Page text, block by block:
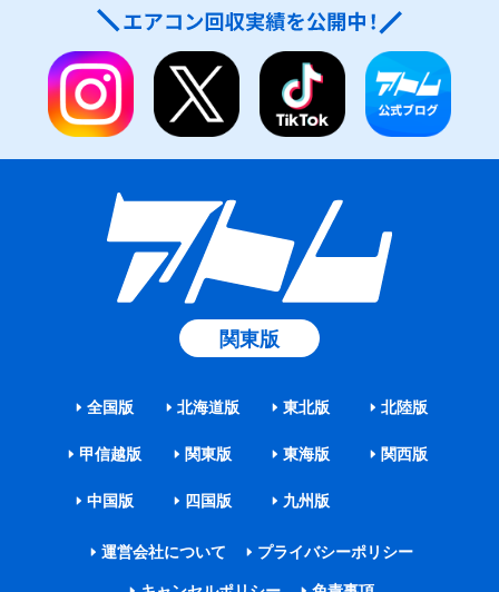
関東版
全国版 北海道版 東北版 北陸版
甲信越版 関東版 東海版 関西版
中国版 四国版 九州版
運営会社について
プライバシーポリシー